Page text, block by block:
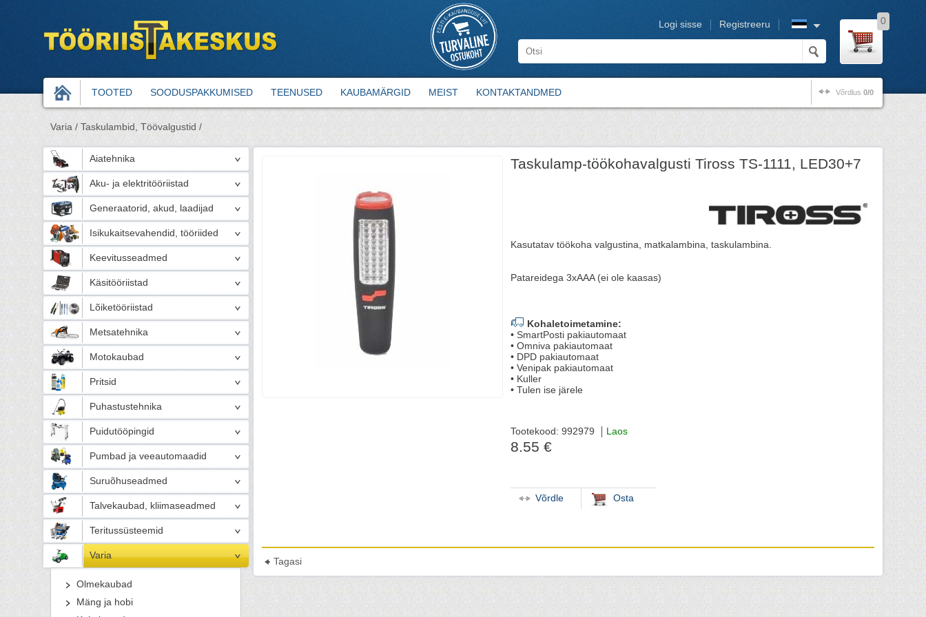
Registreeru
Logi sisse 0
TOOTED SOODUSPAKKUMISED TEENUSED KAUBAMÄRGID MEIST KONTAKTANDMED Võrdlus 0/0
Varia / Taskulambid, Töövalgustid /
Aiatehnika
Aku- ja elektritööriistad
Generaatorid, akud, laadijad
Isikukaitsevahendid, tööriided
Keevitusseadmed
Käsitööriistad
Lõiketööriistad
Metsatehnika
Motokaubad
Pritsid
Puhastustehnika
Puidutööpingid
Pumbad ja veeautomaadid
Suruõhuseadmed
Talvekaubad, kliimaseadmed
Teritussüsteemid
Varia
Olmekaubad
Mäng ja hobi
Taskulamp-töökohavalgusti Tiross TS-1111, LED30+7
Kasutatav töökoha valgustina, matkalambina, taskulambina.
Patareidega 3xAAA (ei ole kaasas)
Kohaletoimetamine:
• SmartPosti pakiautomaat
• Omniva pakiautomaat
• DPD pakiautomaat
• Venipak pakiautomaat
• Kuller
• Tulen ise järele
Tootekood: 992979 Laos
8.55 €
Võrdle Osta
Tagasi